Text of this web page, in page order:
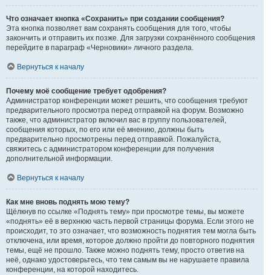
Что означает кнопка «Сохранить» при создании сообщения?
Эта кнопка позволяет вам сохранять сообщения для того, чтобы
закончить и отправить их позже. Для загрузки сохранённого сообщения
перейдите в параграф «Черновики» личного раздела.
Вернуться к началу
Почему моё сообщение требует одобрения?
Администратор конференции может решить, что сообщения требуют
предварительного просмотра перед отправкой на форум. Возможно
также, что администратор включил вас в группу пользователей,
сообщения которых, по его или её мнению, должны быть
предварительно просмотрены перед отправкой. Пожалуйста,
свяжитесь с администратором конференции для получения
дополнительной информации.
Вернуться к началу
Как мне вновь поднять мою тему?
Щёлкнув по ссылке «Поднять тему» при просмотре темы, вы можете
«поднять» её в верхнюю часть первой страницы форума. Если этого не
происходит, то это означает, что возможность поднятия тем могла быть
отключена, или время, которое должно пройти до повторного поднятия
темы, ещё не прошло. Также можно поднять тему, просто ответив на
неё, однако удостоверьтесь, что тем самым вы не нарушаете правила
конференции, на которой находитесь.